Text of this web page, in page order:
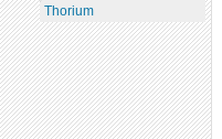
Thorium